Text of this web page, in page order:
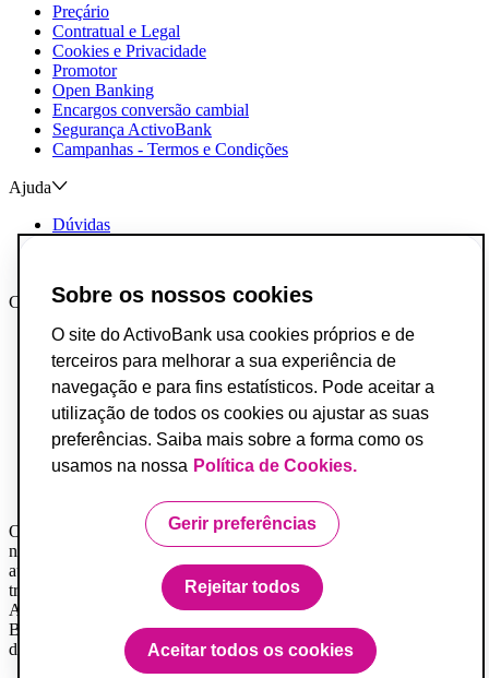
Preçário
Contratual e Legal
Cookies e Privacidade
Promotor
Open Banking
Encargos conversão cambial
Segurança ActivoBank
Campanhas - Termos e Condições
Ajuda
Dúvidas
Canais AB
App ActivoBank
App ActivoTrader
Metaverso
Incumprimento de Contratos de Crédito
Fundo de Garantia de Depósitos
Resolução Alternativa de Conflitos do Consumo
Livro de Reclamações
O Banco ActivoBank, S.A. é um intermediário financeiro registado
na Comissão do Mercado de Valores Mobiliários e encontra-se
autorizado a prestar os serviços de investimento de receção e
transmissão de ordens por conta de outrem.
ActivoBank e ActivoBank Simplifica são marcas detidas pelo
Banco ActivoBank S.A., Instituição de Crédito registada no Banco
de Portugal sob o n.º 23.
Sobre os nossos cookies
O site do ActivoBank usa cookies próprios e de
terceiros para melhorar a sua experiência de
navegação e para fins estatísticos. Pode aceitar a
utilização de todos os cookies ou ajustar as suas
preferências. Saiba mais sobre a forma como os
usamos na nossa Política de Cookies.
Gerir preferências
Rejeitar todos
Aceitar todos os cookies